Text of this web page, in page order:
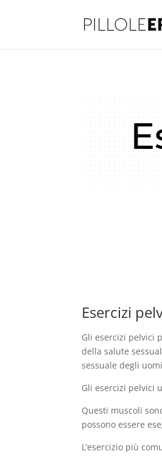
Esercizi
Gli esercizi pelvici
della salute
sessuale degli
Gli esercizi pelvici
Questi muscoli
possono essere
L’esercizio più